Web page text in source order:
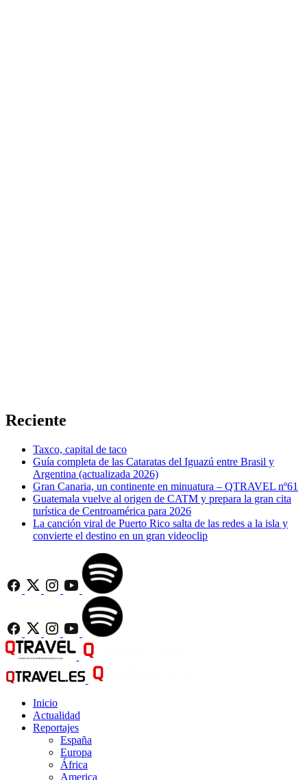
Reciente
Taxco, capital de taco
Guía completa de las Cataratas del Iguazú entre Brasil y
Argentina (actualizada 2026)
Gran Canaria, un continente en minuatura – QTRAVEL nº61
Guatemala vuelve al origen de CATM y prepara la gran cita
turística de Centroamérica para 2026
La canción viral de Puerto Rico salta de las redes a la isla y
convierte el destino en un gran videoclip
Inicio
Actualidad
Reportajes
España
Europa
África
America